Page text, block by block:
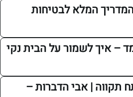
המלא לבטיחות
לשמור על הבית נקי
| אבי הדברות –